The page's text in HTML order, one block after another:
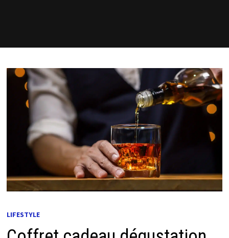
LIFESTYLE